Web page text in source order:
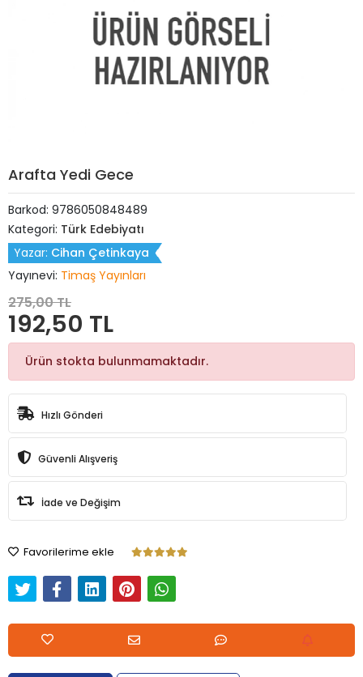
Arafta Yedi Gece
Barkod: 9786050848489
Kategori: Türk Edebiyatı
Yazar: Cihan Çetinkaya
Yayınevi: Timaş Yayınları
275,00 TL
192,50 TL
Ürün stokta bulunmamaktadır.
Hızlı Gönderi
Güvenli Alışveriş
İade ve Değişim
Favorilerime ekle